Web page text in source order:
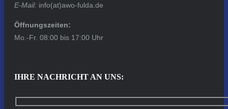
E-Mail: info(at)awo-fulda.de
Öffnungszeiten:
Mo.-Fr. 08:00 bis 17:00 Uhr
IHRE NACHRICHT AN UNS: